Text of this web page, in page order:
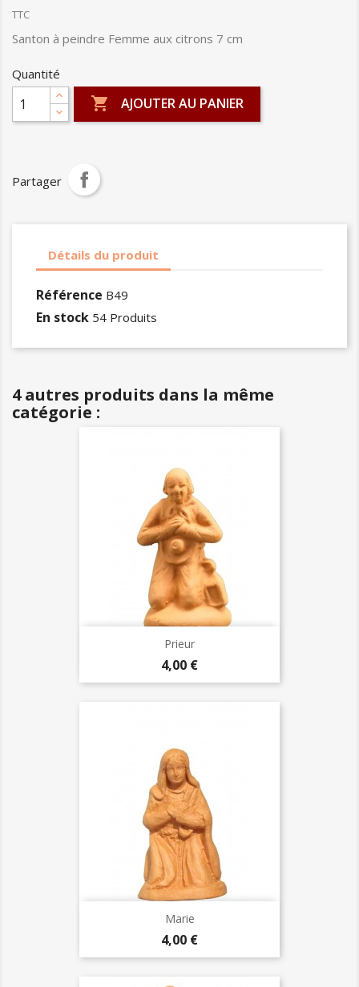
TTC
Santon à peindre Femme aux citrons 7 cm
Quantité
 AJOUTER AU PANIER
Partager
Détails du produit
Référence B49
En stock 54 Produits
4 autres produits dans la même
catégorie :
Prieur
Prix
4,00 €
Marie
Prix
4,00 €